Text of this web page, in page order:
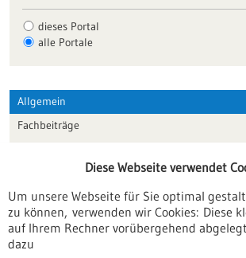
dieses Portal
alle Portale
Allgemein
Fachbeiträge
Veranstaltungen
Erscheinungsdatum
Diese Webseite verwendet
Um unsere Webseite für Sie optimal
zu können, verwenden wir Cookies: Diese
auf Ihrem Rechner vorübergehend
dazu